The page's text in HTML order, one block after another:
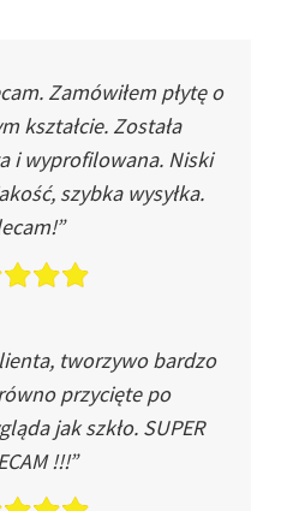
Zamówiłem płytę o
kształcie. Została
i wyprofilowana. Niski
szybka wysyłka.
tworzywo bardzo
przycięte po
jak szkło. SUPER
!!!”